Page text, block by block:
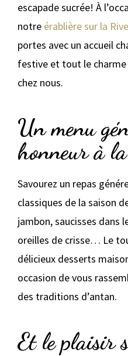
escapade sucrée! À
notre érablière sur la
portes avec un accueil
festive et tout le
chez nous.
Un menu
honneur à
Savourez un repas
classiques de la saison
jambon, saucisses dans
oreilles de crisse… Le
délicieux desserts
occasion de vous
des traditions d’antan.
Et le plaisir